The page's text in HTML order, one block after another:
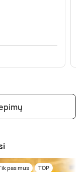
pas mus TOP